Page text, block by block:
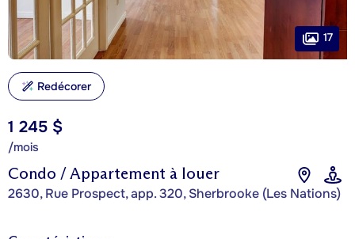
Condo / Appartement à louer
2630, Rue Prospect, app. 320, Sherbrooke (Les Nations)
1 245 $
/mois
17
Redécorer